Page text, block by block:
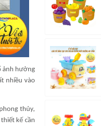
ảnh hưởng
nhiều vào
thủy,
kế cần